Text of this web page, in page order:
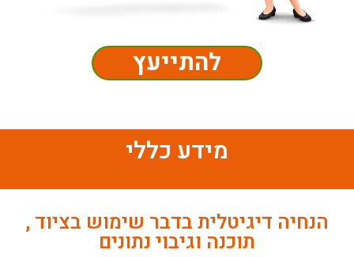
להתייעץ
מידע כללי
הנחיה דיגיטלית בדבר שימוש בציוד ,
תוכנה וגיבוי נתונים